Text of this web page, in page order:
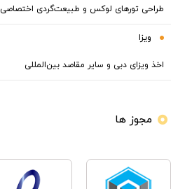
طراحی تورهای لوکس و طبیعت‌گردی اختصاصی
ویزا
اخذ ویزای دبی و سایر مقاصد بین‌المللی
مجوز ها